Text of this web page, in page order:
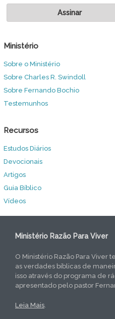
Ministério
Sobre o Ministério
Sobre Charles R. Swindoll
Sobre Fernando Bochio
Testemunhos
Recursos
Estudos Diários
Devocionais
Artigos
Guia Bíblico
Vídeos
Ministério Razão Para Viver
O Ministério Razão Para Viver
as verdades bíblicas de
isso através do programa de
apresentado pelo pastor
Leia Mais